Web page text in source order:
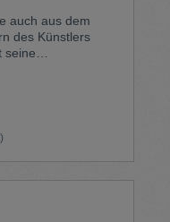
auch aus dem
des Künstlers
Material selber
des
sein
perfekte